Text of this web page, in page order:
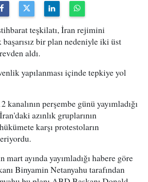
teşkilatı, İran rejimini
bir plan nedeniyle iki üst
aldı.
yapılanması içinde tepkiye yol
perşembe günü yayımladığı
azınlık gruplarının
karşı protestoların
mart ayında yayımladığı habere göre
Binyamin Netanyahu tarafından